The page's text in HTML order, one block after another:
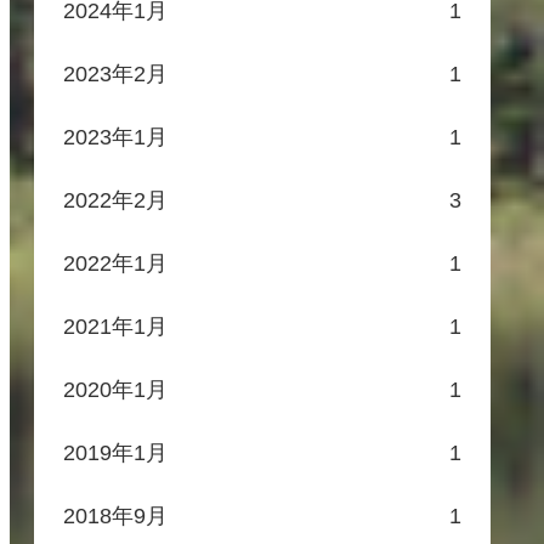
2024年1月 1
2023年2月 1
2023年1月 1
2022年2月 3
2022年1月 1
2021年1月 1
2020年1月 1
2019年1月 1
2018年9月 1